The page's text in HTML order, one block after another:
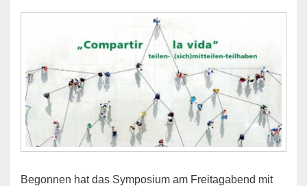
Begonnen hat das Symposium am Freitagabend mit